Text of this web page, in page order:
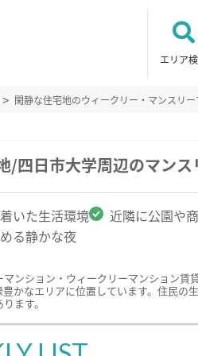
エリア
閑静な住宅地のウィークリー・マンスリ
/四日市大学周辺のマン
いた生活環境 近隣に公園や
る静かな夜
ンション・ウィークリーマンション
かなエリアに位置しています。住民
ます。